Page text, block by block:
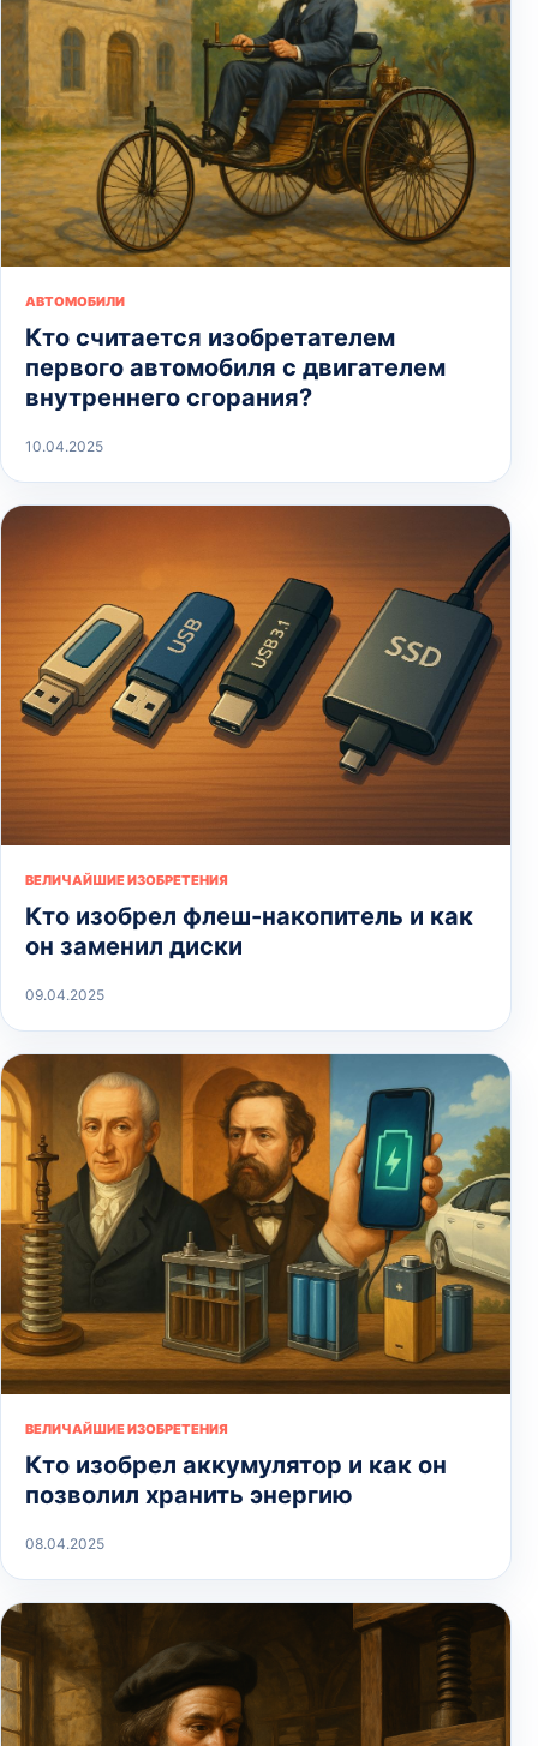
АВТОМОБИЛИ
Кто считается изобретателем
первого автомобиля с двигателем
внутреннего сгорания?
10.04.2025
ВЕЛИЧАЙШИЕ ИЗОБРЕТЕНИЯ
Кто изобрел флеш-накопитель и как
он заменил диски
09.04.2025
ВЕЛИЧАЙШИЕ ИЗОБРЕТЕНИЯ
Кто изобрел аккумулятор и как он
позволил хранить энергию
08.04.2025